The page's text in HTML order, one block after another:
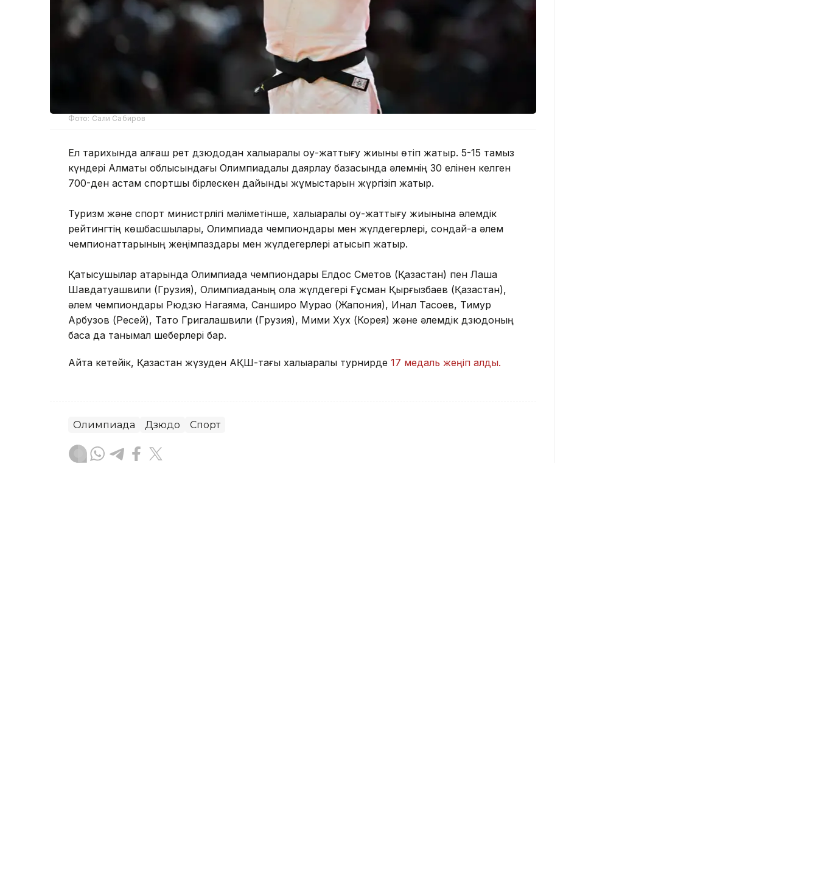
Фото: Сали Сабиров
Ел тарихында алғаш рет дзюдодан халықаралық оқу-жаттығу жиыны өтіп жатыр. 5-15 тамыз
күндері Алматы облысындағы Олимпиадалық даярлау базасында әлемнің 30 елінен келген
700-ден астам спортшы бірлескен дайындық жұмыстарын жүргізіп жатыр.
Туризм және спорт министрлігі мәліметінше, халықаралық оқу-жаттығу жиынына әлемдік
рейтингтің көшбасшылары, Олимпиада чемпиондары мен жүлдегерлері, сондай-ақ әлем
чемпионаттарының жеңімпаздары мен жүлдегерлері қатысып жатыр.
Қатысушылар қатарында Олимпиада чемпиондары Елдос Сметов (Қазақстан) пен Лаша
Шавдатуашвили (Грузия), Олимпиаданың қола жүлдегері Ғұсман Қырғызбаев (Қазақстан),
әлем чемпиондары Рюдзю Нагаяма, Санширо Мурао (Жапония), Инал Тасоев, Тимур
Арбузов (Ресей), Тато Григалашвили (Грузия), Мими Хух (Корея) және әлемдік дзюдоның
басқа да танымал шеберлері бар.
Айта кетейік, Қазақстан жүзуден АҚШ-тағы халықаралық турнирде 17 медаль жеңіп алды.
Олимпиада Дзюдо Спорт